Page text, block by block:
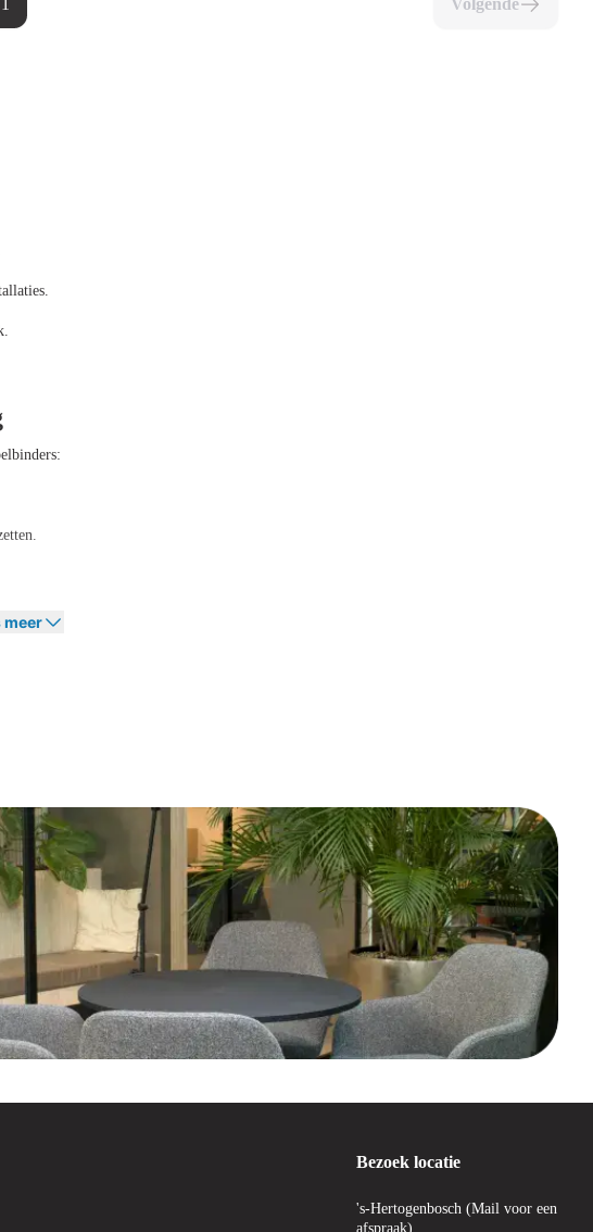
1 Volgende
kabels tegelijk.
meer
Bezoek locatie
's-Hertogenbosch (Mail voor een
afspraak)